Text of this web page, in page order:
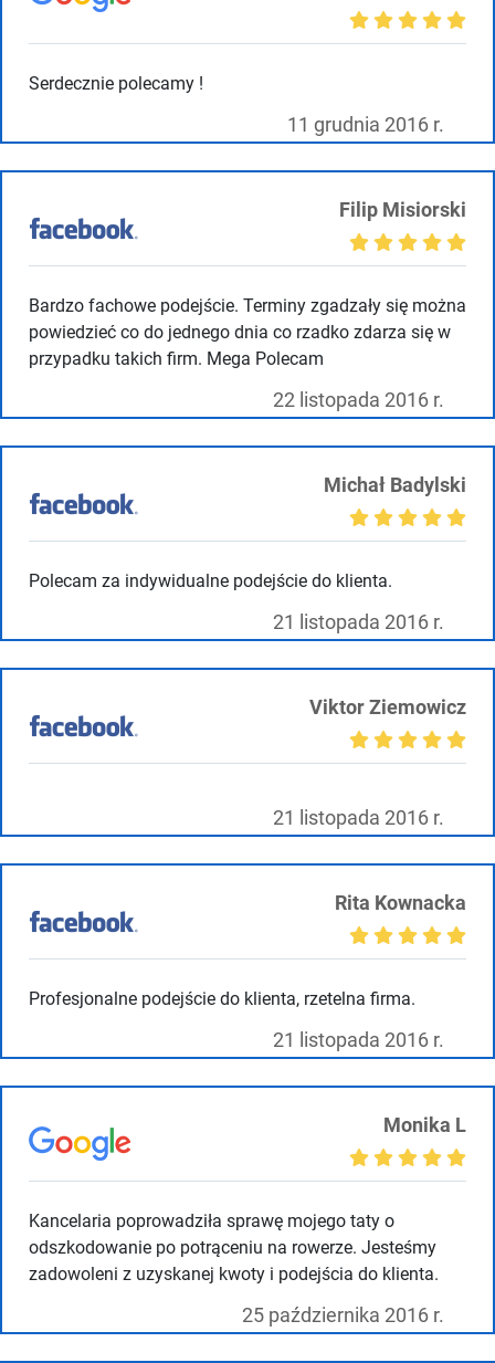
Serdecznie polecamy !
11 grudnia 2016 r.
Filip Misiorski
Bardzo fachowe podejście. Terminy zgadzały się można
powiedzieć co do jednego dnia co rzadko zdarza się w
przypadku takich firm. Mega Polecam
22 listopada 2016 r.
Michał Badylski
Polecam za indywidualne podejście do klienta.
21 listopada 2016 r.
Viktor Ziemowicz
21 listopada 2016 r.
Rita Kownacka
Profesjonalne podejście do klienta, rzetelna firma.
21 listopada 2016 r.
Monika L
Kancelaria poprowadziła sprawę mojego taty o
odszkodowanie po potrąceniu na rowerze. Jesteśmy
zadowoleni z uzyskanej kwoty i podejścia do klienta.
25 października 2016 r.